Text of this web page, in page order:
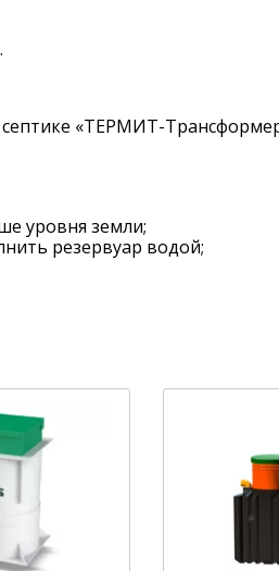
септике «ТЕРМИТ-
уровня земли;
резервуар водой;